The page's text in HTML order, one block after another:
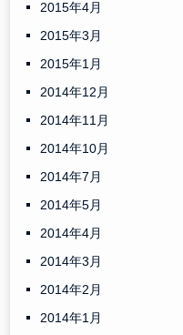
2015年4月
2015年3月
2015年1月
2014年12月
2014年11月
2014年10月
2014年7月
2014年5月
2014年4月
2014年3月
2014年2月
2014年1月